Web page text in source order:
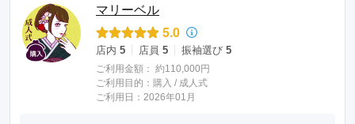
マリーベル
5.0
店内 5 店員 5 振袖選び 5
ご利用金額： 約110,000円
ご利用目的： 購入 / 成人式
ご利用日：2026年01月